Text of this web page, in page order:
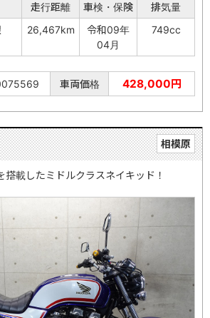
走行距離 車検・保険
排気量
26,467km
令和09年
04月
749cc
車両価格 428,000円
相模原
搭載したミドルクラスネイキッド！